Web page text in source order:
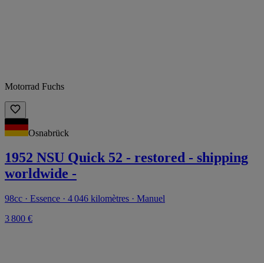
Motorrad Fuchs
Osnabrück
1952 NSU Quick 52 - restored - shipping
worldwide -
98cc · Essence · 4 046 kilomètres · Manuel
3 800 €